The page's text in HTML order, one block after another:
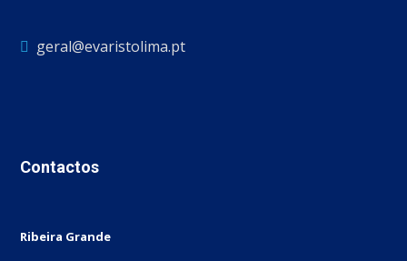
geral@evaristolima.pt
Contactos
Ribeira Grande